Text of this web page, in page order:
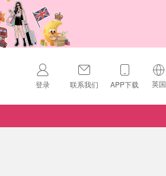
登录 联系我们 APP下载 英国
🇺🇸